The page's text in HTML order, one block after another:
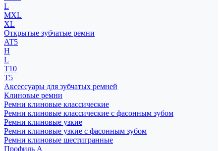
L
MXL
XL
Открытые зубчатые ремни
AT5
H
L
T10
T5
Аксессуары для зубчатых ремней
Клиновые ремни
Ремни клиновые классические
Ремни клиновые классические с фасонным зубом
Ремни клиновые узкие
Ремни клиновые узкие с фасонным зубом
Ремни клиновые шестигранные
Профиль A